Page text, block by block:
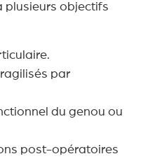
plusieurs objectifs
par
du genou ou
post-opératoires